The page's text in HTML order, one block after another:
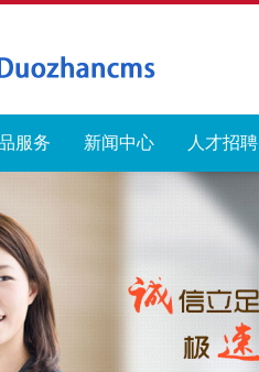
服务 新闻中心 人才招聘